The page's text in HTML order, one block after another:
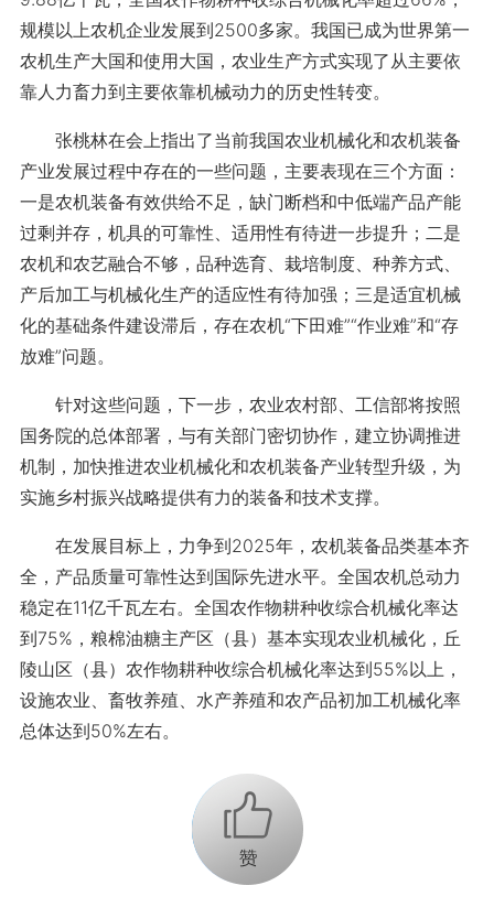
规模以上农机企业发展到2500多家。我国已成为世界第一
农机生产大国和使用大国，农业生产方式实现了从主要依
靠人力畜力到主要依靠机械动力的历史性转变。
张桃林在会上指出了当前我国农业机械化和农机装备
产业发展过程中存在的一些问题，主要表现在三个方面：
一是农机装备有效供给不足，缺门断档和中低端产品产能
过剩并存，机具的可靠性、适用性有待进一步提升；二是
农机和农艺融合不够，品种选育、栽培制度、种养方式、
产后加工与机械化生产的适应性有待加强；三是适宜机械
化的基础条件建设滞后，存在农机“下田难”“作业难”和“存
放难”问题。
针对这些问题，下一步，农业农村部、工信部将按照
国务院的总体部署，与有关部门密切协作，建立协调推进
机制，加快推进农业机械化和农机装备产业转型升级，为
实施乡村振兴战略提供有力的装备和技术支撑。
在发展目标上，力争到2025年，农机装备品类基本齐
全，产品质量可靠性达到国际先进水平。全国农机总动力
稳定在11亿千瓦左右。全国农作物耕种收综合机械化率达
到75%，粮棉油糖主产区（县）基本实现农业机械化，丘
陵山区（县）农作物耕种收综合机械化率达到55%以上，
设施农业、畜牧养殖、水产养殖和农产品初加工机械化率
总体达到50%左右。
+1